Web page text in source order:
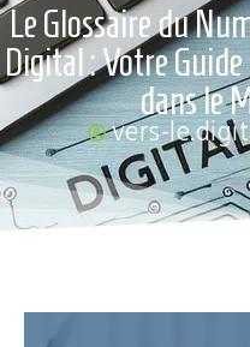
Le Glossaire du
Digital : Votre
dans le
vers-